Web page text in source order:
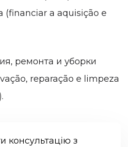
(financiar a aquisição e
ремонта и уборки
reparação e limpeza
консультацію з